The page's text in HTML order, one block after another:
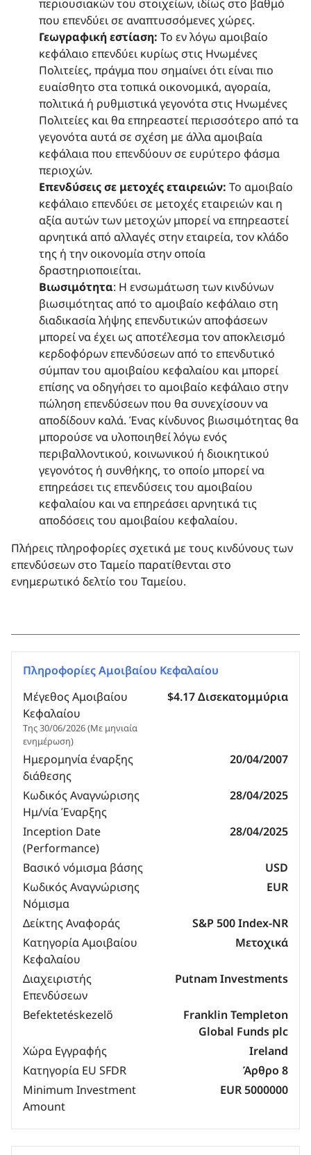
περιουσιακών του στοιχείων, ιδίως στο βαθμό
που επενδύει σε αναπτυσσόμενες χώρες.
Γεωγραφική εστίαση: Το εν λόγω αμοιβαίο
κεφάλαιο επενδύει κυρίως στις Ηνωμένες
Πολιτείες, πράγμα που σημαίνει ότι είναι πιο
ευαίσθητο στα τοπικά οικονομικά, αγοραία,
πολιτικά ή ρυθμιστικά γεγονότα στις Ηνωμένες
Πολιτείες και θα επηρεαστεί περισσότερο από τα
γεγονότα αυτά σε σχέση με άλλα αμοιβαία
κεφάλαια που επενδύουν σε ευρύτερο φάσμα
περιοχών.
Επενδύσεις σε μετοχές εταιρειών: Το αμοιβαίο
κεφάλαιο επενδύει σε μετοχές εταιρειών και η
αξία αυτών των μετοχών μπορεί να επηρεαστεί
αρνητικά από αλλαγές στην εταιρεία, τον κλάδο
της ή την οικονομία στην οποία
δραστηριοποιείται.
Βιωσιμότητα: Η ενσωμάτωση των κινδύνων
βιωσιμότητας από το αμοιβαίο κεφάλαιο στη
διαδικασία λήψης επενδυτικών αποφάσεων
μπορεί να έχει ως αποτέλεσμα τον αποκλεισμό
κερδοφόρων επενδύσεων από το επενδυτικό
σύμπαν του αμοιβαίου κεφαλαίου και μπορεί
επίσης να οδηγήσει το αμοιβαίο κεφάλαιο στην
πώληση επενδύσεων που θα συνεχίσουν να
αποδίδουν καλά. Ένας κίνδυνος βιωσιμότητας θα
μπορούσε να υλοποιηθεί λόγω ενός
περιβαλλοντικού, κοινωνικού ή διοικητικού
γεγονότος ή συνθήκης, το οποίο μπορεί να
επηρεάσει τις επενδύσεις του αμοιβαίου
κεφαλαίου και να επηρεάσει αρνητικά τις
αποδόσεις του αμοιβαίου κεφαλαίου.
Πλήρεις πληροφορίες σχετικά με τους κινδύνους των
επενδύσεων στο Ταμείο παρατίθενται στο
ενημερωτικό δελτίο του Ταμείου.
Πληροφορίες Αμοιβαίου Κεφαλαίου
Μέγεθος Αμοιβαίου
Κεφαλαίου
Της 30/06/2026 (Με μηνιαία
ενημέρωση)
$4.17 Δισεκατομμύρια
Ημερομηνία έναρξης
διάθεσης
20/04/2007
Κωδικός Αναγνώρισης
Ημ/νία Έναρξης
28/04/2025
Inception Date
(Performance)
28/04/2025
Βασικό νόμισμα βάσης
USD
Κωδικός Αναγνώρισης
Νόμισμα
EUR
Δείκτης Αναφοράς
S&P 500 Index-NR
Κατηγορία Αμοιβαίου
Κεφαλαίου
Μετοχικά
Διαχειριστής
Επενδύσεων
Putnam Investments
Befektetéskezelő
Franklin Templeton
Global Funds plc
Χώρα Εγγραφής
Ireland
Κατηγορία EU SFDR
Άρθρο 8
Minimum Investment
Amount
EUR 5000000